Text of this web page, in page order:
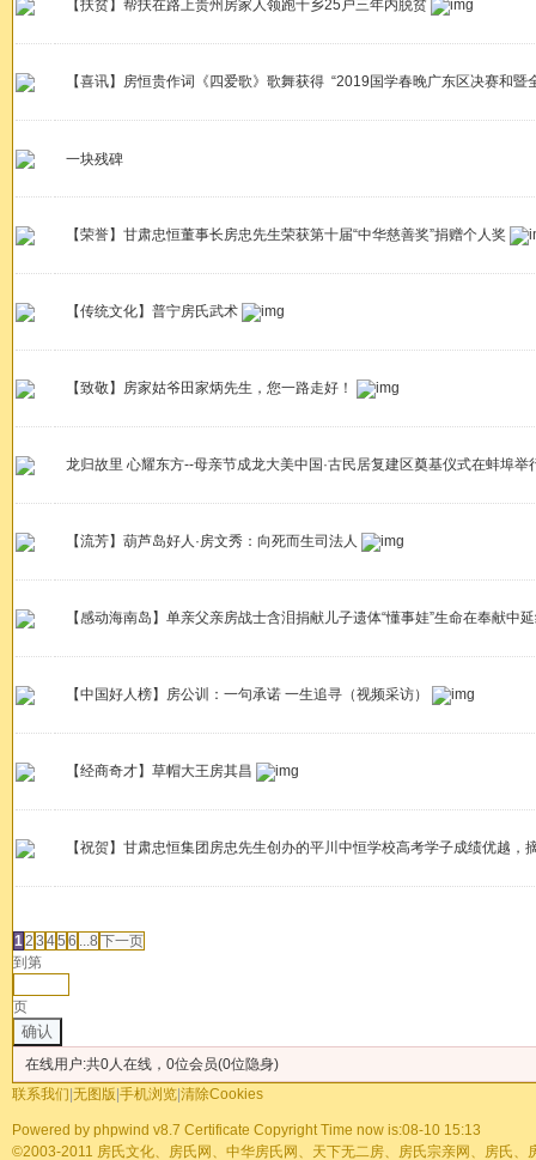
【扶贫】帮扶在路上贵州房家人领跑十乡25户三年内脱贫
【喜讯】房恒贵作词《四爱歌》歌舞获得 “2019国学春晚广东区决赛和暨
一块残碑
【荣誉】甘肃忠恒董事长房忠先生荣获第十届“中华慈善奖”捐赠个人奖
【传统文化】普宁房氏武术
【致敬】房家姑爷田家炳先生，您一路走好！
龙归故里 心耀东方--母亲节成龙大美中国·古民居复建区奠基仪式在蚌埠举
【流芳】葫芦岛好人·房文秀：向死而生司法人
【感动海南岛】单亲父亲房战士含泪捐献儿子遗体“懂事娃”生命在奉献中
【中国好人榜】房公训：一句承诺 一生追寻（视频采访）
【经商奇才】草帽大王房其昌
【祝贺】甘肃忠恒集团房忠先生创办的平川中恒学校高考学子成绩优越，
1 2 3 45 6 ...8 下一页
到第
页
确认
在线用户:共0人在线，0位会员(0位隐身)
联系我们|无图版|手机浏览|清除Cookies
Powered by phpwind v8.7 Certificate Copyright Time now is:08-10 15:13
©2003-2011 房氏文化、房氏网、中华房氏网、天下无二房、房氏宗亲网、房氏、